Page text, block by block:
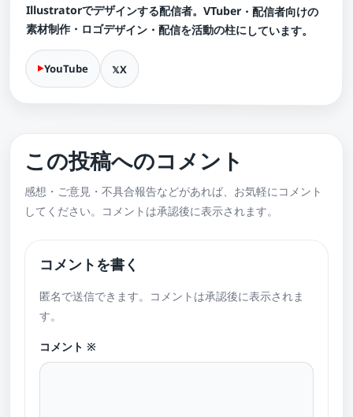
Illustratorでデザインする配信者。VTuber・配信者向けの
素材制作・ロゴデザイン・配信を活動の柱にしています。
YouTube X
この投稿へのコメント
感想・ご意見・不具合報告などがあれば、お気軽にコメント
してください。コメントは承認後に表示されます。
コメントを書く
匿名で送信できます。コメントは承認後に表示されま
す。
コメント ※